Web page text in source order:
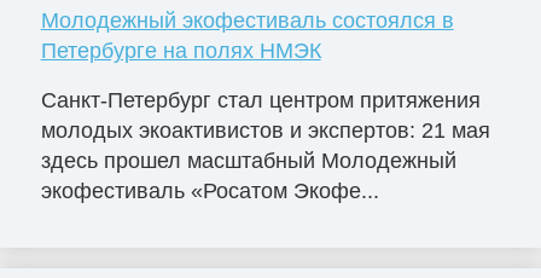
Молодежный экофестиваль состоялся в
Петербурге на полях НМЭК
Санкт-Петербург стал центром притяжения
молодых экоактивистов и экспертов: 21 мая
здесь прошел масштабный Молодежный
экофестиваль «Росатом Экофе...